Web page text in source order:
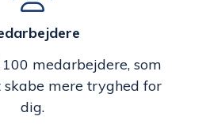
medarbejdere, som
mere tryghed for
dig.